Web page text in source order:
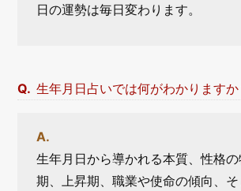
日の運勢は毎日変わります。
生年月日占いでは何がわかりますか
生年月日から導かれる本質、性格
期、上昇期、職業や使命の傾向、